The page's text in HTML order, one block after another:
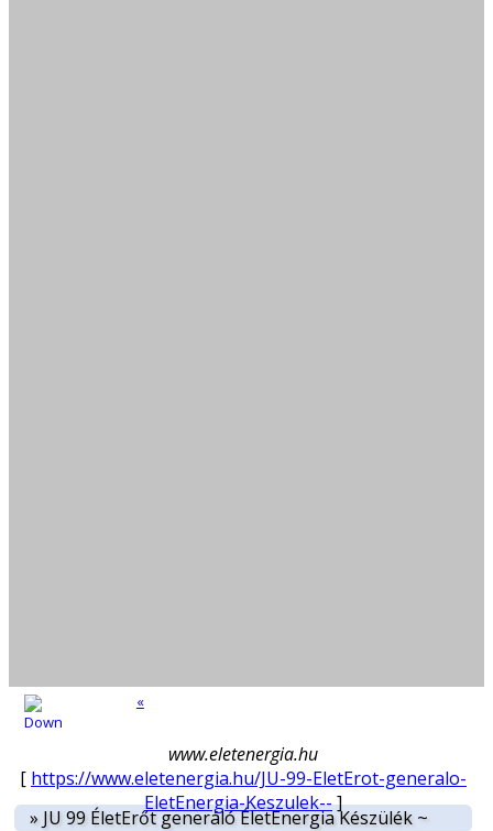
«
www.eletenergia.hu
[ https://www.eletenergia.hu/JU-99-EletErot-generalo-
EletEnergia-Keszulek--]
» JU 99 ÉletErőt generáló ÉletEnergia Készülék ~